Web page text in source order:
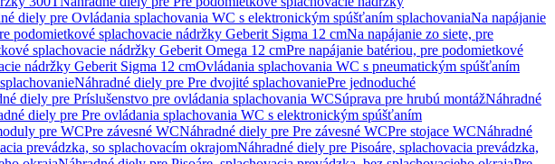
diely pre Ovládania splachovania WC s elektronickým spúšťaním splachovaniaNa napájanie
podomietkové splachovacie nádržky Geberit Sigma 12 cmNa napájanie zo siete, pre
splachovacie nádržky Geberit Omega 12 cmPre napájanie batériou, pre podomietkové
nádržky Geberit Sigma 12 cmOvládania splachovania WC s pneumatickým spúšťaním
Náhradné diely pre Pre dvojité splachovaniePre jednoduché
diely pre Príslušenstvo pre ovládania splachovania WCSúprava pre hrubú montážNáhradné
diely pre Pre ovládania splachovania WC s elektronickým spúšťaním
pre WCPre závesné WCNáhradné diely pre Pre závesné WCPre stojace WCNáhradné
prevádzka, so splachovacím okrajomNáhradné diely pre Pisoáre, splachovacia prevádzka,